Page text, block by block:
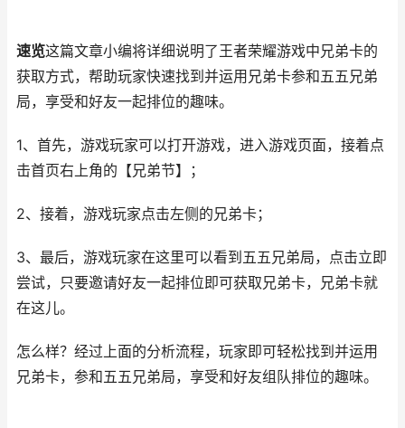
速览这篇文章小编将详细说明了王者荣耀游戏中兄弟卡的
获取方式，帮助玩家快速找到并运用兄弟卡参和五五兄弟
局，享受和好友一起排位的趣味。
1、首先，游戏玩家可以打开游戏，进入游戏页面，接着点
击首页右上角的【兄弟节】；
2、接着，游戏玩家点击左侧的兄弟卡；
3、最后，游戏玩家在这里可以看到五五兄弟局，点击立即
尝试，只要邀请好友一起排位即可获取兄弟卡，兄弟卡就
在这儿。
怎么样？经过上面的分析流程，玩家即可轻松找到并运用
兄弟卡，参和五五兄弟局，享受和好友组队排位的趣味。